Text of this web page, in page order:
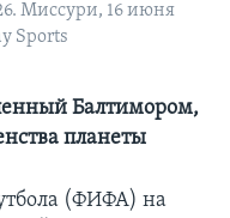
Миссури, 16 июня
Sports
Балтимором,
планеты
(ФИФА) на